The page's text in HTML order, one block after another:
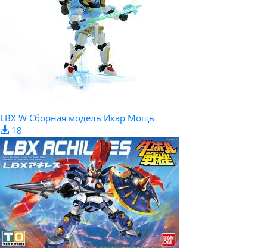
LBX W Сборная модель Икар Мощь
18